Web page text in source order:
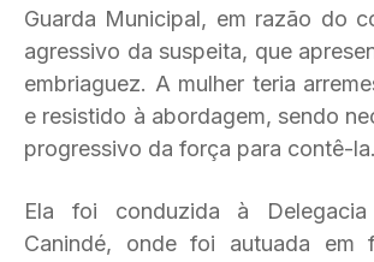
Guarda Municipal, em razão do
agressivo da suspeita, que
embriaguez. A mulher teria
e resistido à abordagem, sendo
progressivo da força para contê-la.
Ela foi conduzida à
Canindé, onde foi autuada em